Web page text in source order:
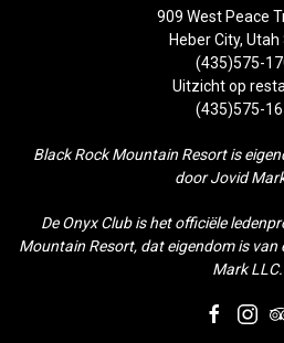
909 West Peace
Heber City,
(435)575-
Uitzicht op
(435)575-
Black Rock Mountain Resort is
door Jovid
De Onyx Club is het officiële
Mountain Resort, dat eigendom is
Mark LLC.
facebook